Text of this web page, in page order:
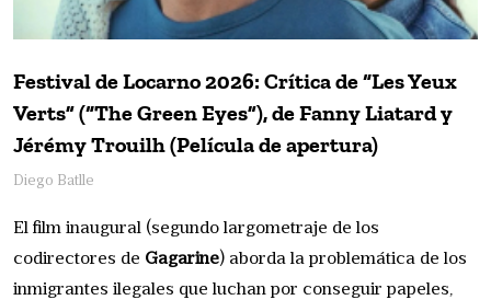
Festival de Locarno 2026: Crítica de “Les Yeux
Verts” (“The Green Eyes”), de Fanny Liatard y
Jérémy Trouilh (Película de apertura)
Diego Batlle
El film inaugural (segundo largometraje de los
codirectores de Gagarine) aborda la problemática de los
inmigrantes ilegales que luchan por conseguir papeles,